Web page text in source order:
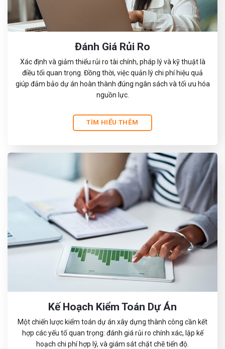
Đánh Giá Rủi Ro
Xác định và giảm thiểu rủi ro tài chính, pháp lý và kỹ thuật là
điều tối quan trọng. Đồng thời, việc quản lý chi phí hiệu quả
giúp đảm bảo dự án hoàn thành đúng ngân sách và tối ưu hóa
nguồn lực.
TÌM HIỂU THÊM
Kế Hoạch Kiểm Toán Dự Án
Một chiến lược kiểm toán dự án xây dựng thành công cần kết
hợp các yếu tố quan trọng: đánh giá rủi ro chính xác, lập kế
hoạch chi phí hợp lý, và giám sát chặt chẽ tiến độ.